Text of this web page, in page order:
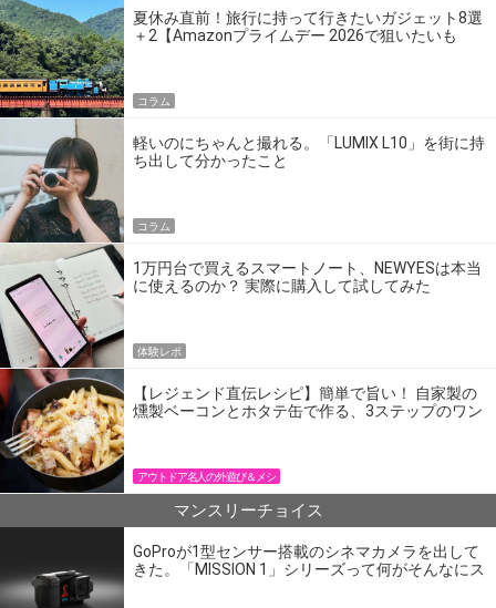
夏休み直前！旅行に持って行きたいガジェット8選
＋2【Amazonプライムデー 2026で狙いたいも
コラム
軽いのにちゃんと撮れる。「LUMIX L10」を街に持
ち出して分かったこと
コラム
1万円台で買えるスマートノート、NEWYESは本当
に使えるのか？ 実際に購入して試してみた
体験レポ
【レジェンド直伝レシピ】簡単で旨い！ 自家製の
燻製ベーコンとホタテ缶で作る、3ステップのワン
アウトドア名人の外遊び＆メシ
マンスリーチョイス
GoProが1型センサー搭載のシネマカメラを出して
きた。「MISSION 1」シリーズって何がそんなにス